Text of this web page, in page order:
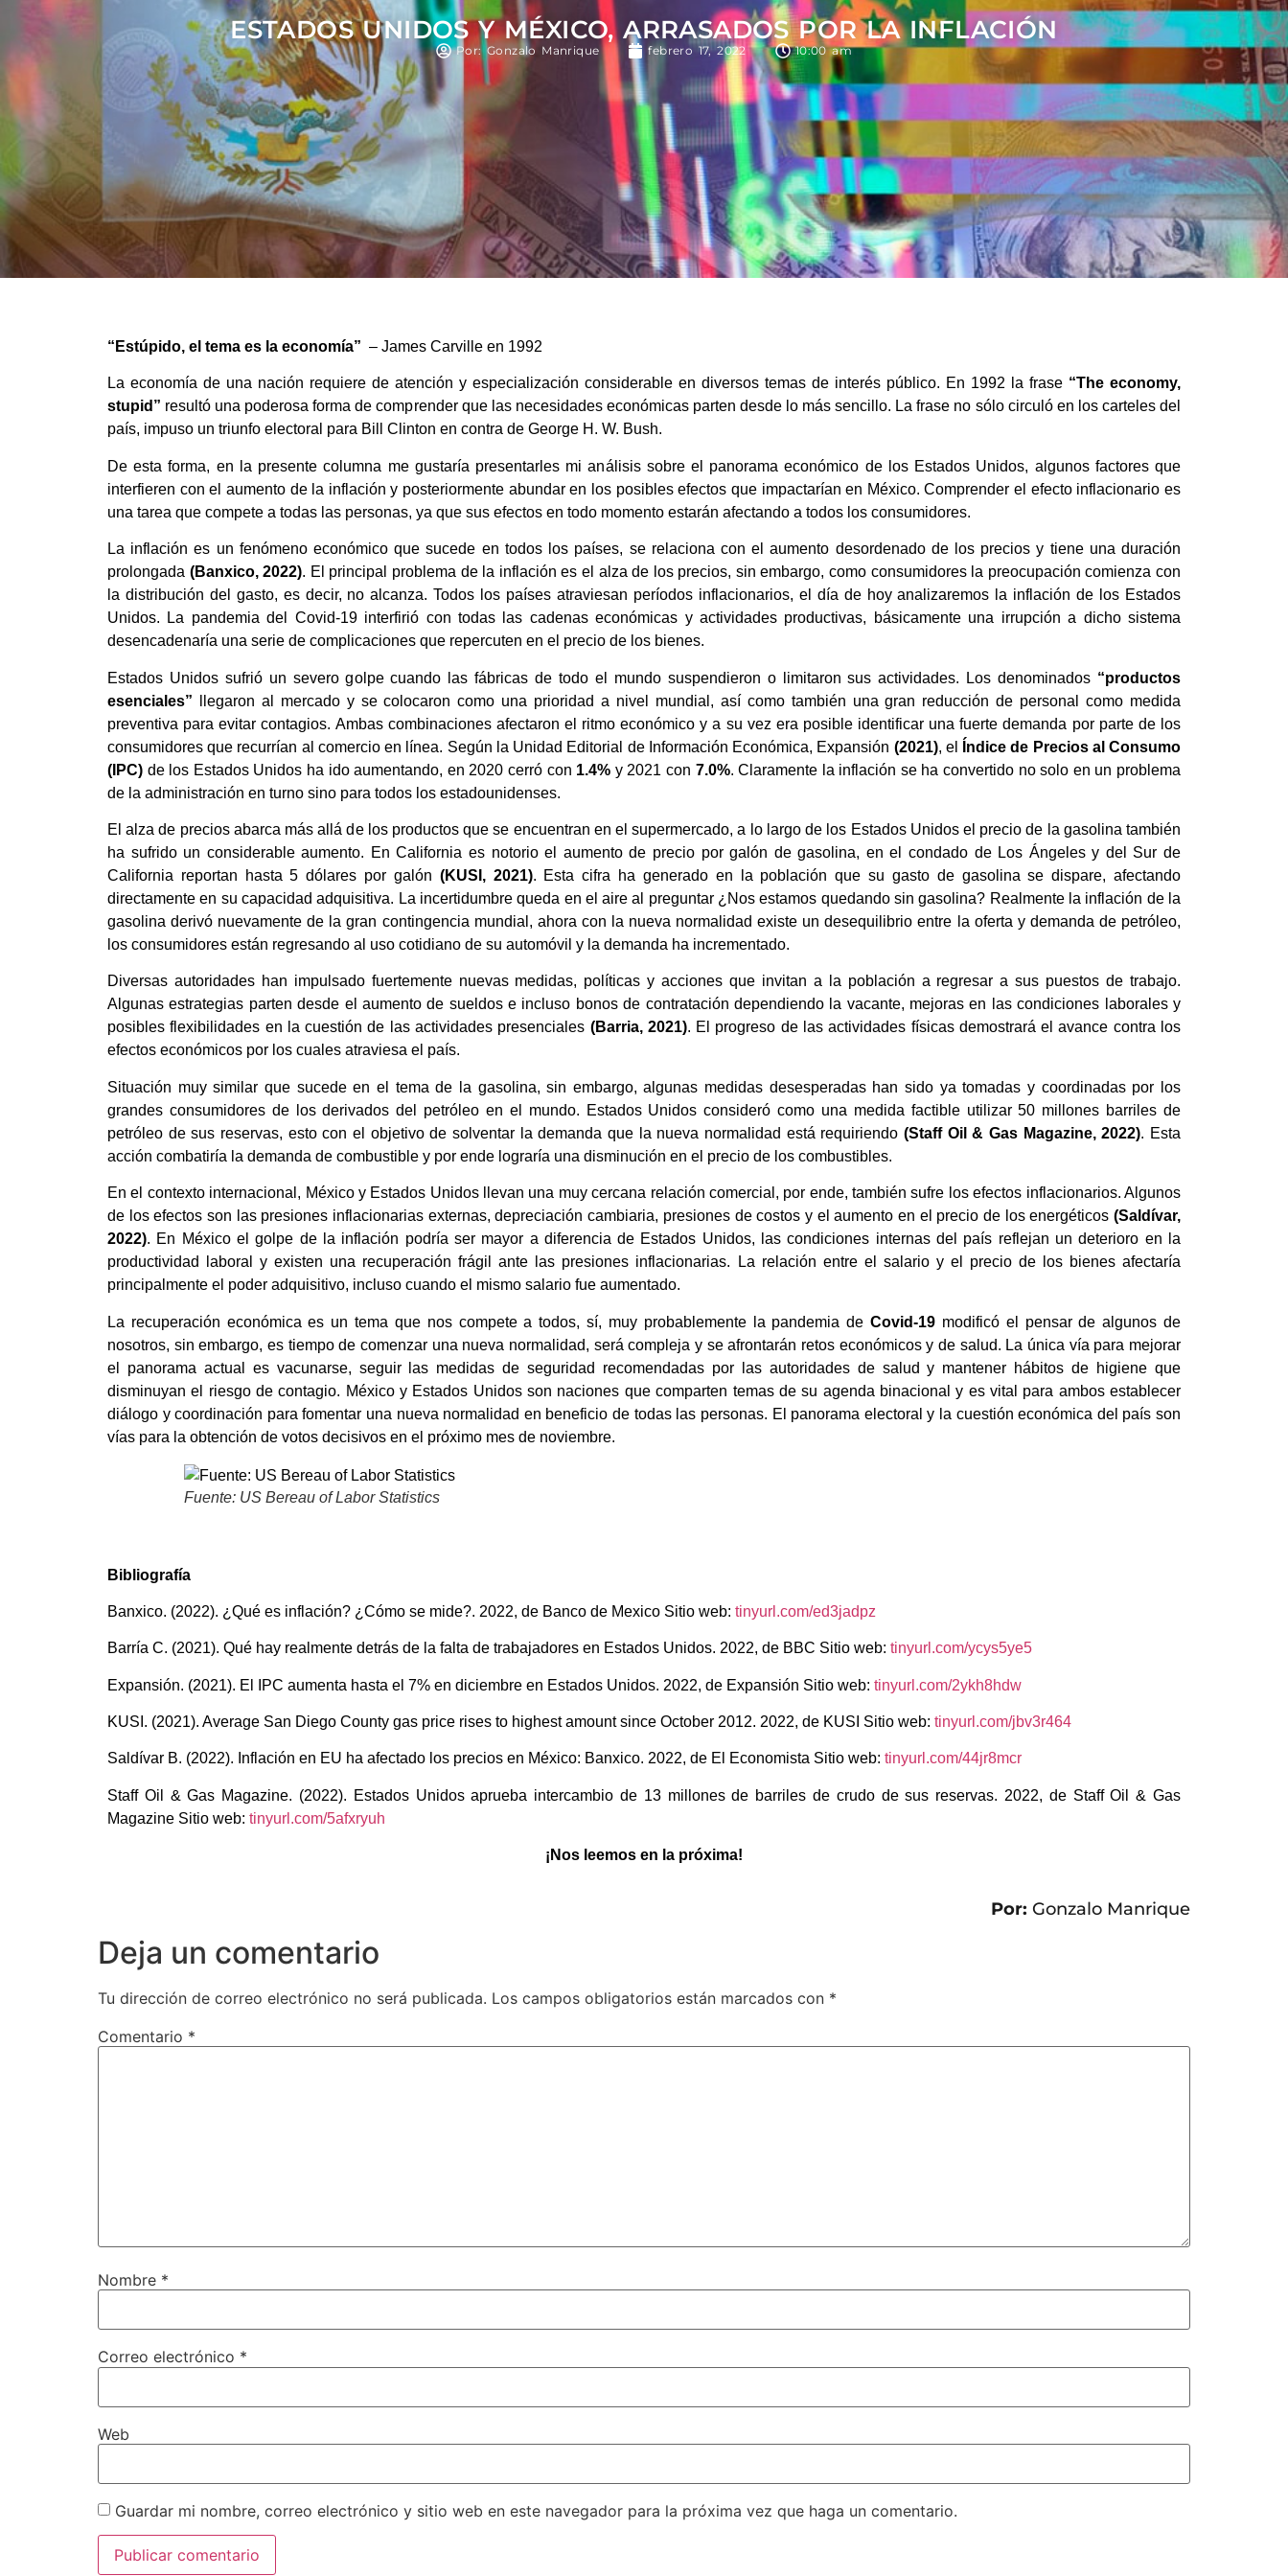
ESTADOS UNIDOS Y MÉXICO, ARRASADOS POR LA INFLACIÓN
Por: Gonzalo Manrique febrero 17, 2022 10:00 am
“Estúpido, el tema es la economía” – James Carville en 1992
La economía de una nación requiere de atención y especialización considerable en diversos temas de interés público. En 1992 la frase “The economy,
stupid” resultó una poderosa forma de comprender que las necesidades económicas parten desde lo más sencillo. La frase no sólo circuló en los carteles del
país, impuso un triunfo electoral para Bill Clinton en contra de George H. W. Bush.
De esta forma, en la presente columna me gustaría presentarles mi análisis sobre el panorama económico de los Estados Unidos, algunos factores que
interfieren con el aumento de la inflación y posteriormente abundar en los posibles efectos que impactarían en México. Comprender el efecto inflacionario es
una tarea que compete a todas las personas, ya que sus efectos en todo momento estarán afectando a todos los consumidores.
La inflación es un fenómeno económico que sucede en todos los países, se relaciona con el aumento desordenado de los precios y tiene una duración
prolongada (Banxico, 2022). El principal problema de la inflación es el alza de los precios, sin embargo, como consumidores la preocupación comienza con
la distribución del gasto, es decir, no alcanza. Todos los países atraviesan períodos inflacionarios, el día de hoy analizaremos la inflación de los Estados
Unidos. La pandemia del Covid-19 interfirió con todas las cadenas económicas y actividades productivas, básicamente una irrupción a dicho sistema
desencadenaría una serie de complicaciones que repercuten en el precio de los bienes.
Estados Unidos sufrió un severo golpe cuando las fábricas de todo el mundo suspendieron o limitaron sus actividades. Los denominados “productos
esenciales” llegaron al mercado y se colocaron como una prioridad a nivel mundial, así como también una gran reducción de personal como medida
preventiva para evitar contagios. Ambas combinaciones afectaron el ritmo económico y a su vez era posible identificar una fuerte demanda por parte de los
consumidores que recurrían al comercio en línea. Según la Unidad Editorial de Información Económica, Expansión (2021), el
Índice de Precios al Consumo
(IPC) de los Estados Unidos ha ido aumentando, en 2020 cerró con 1.4% y 2021 con 7.0%. Claramente la inflación se ha convertido no solo en un problema
de la administración en turno sino para todos los estadounidenses.
El alza de precios abarca más allá de los productos que se encuentran en el supermercado, a lo largo de los Estados Unidos el precio de la gasolina también
ha sufrido un considerable aumento. En California es notorio el aumento de precio por galón de gasolina, en el condado de Los Ángeles y del Sur de
California reportan hasta 5 dólares por galón (KUSI, 2021). Esta cifra ha generado en la población que su gasto de gasolina se dispare, afectando
directamente en su capacidad adquisitiva. La incertidumbre queda en el aire al preguntar ¿Nos estamos quedando sin gasolina? Realmente la inflación de la
gasolina derivó nuevamente de la gran contingencia mundial, ahora con la nueva normalidad existe un desequilibrio entre la oferta y demanda de petróleo,
los consumidores están regresando al uso cotidiano de su automóvil y la demanda ha incrementado.
Diversas autoridades han impulsado fuertemente nuevas medidas, políticas y acciones que invitan a la población a regresar a sus puestos de trabajo.
Algunas estrategias parten desde el aumento de sueldos e incluso bonos de contratación dependiendo la vacante, mejoras en las condiciones laborales y
posibles flexibilidades en la cuestión de las actividades presenciales (Barria, 2021). El progreso de las actividades físicas demostrará el avance contra los
efectos económicos por los cuales atraviesa el país.
Situación muy similar que sucede en el tema de la gasolina, sin embargo, algunas medidas desesperadas han sido ya tomadas y coordinadas por los
grandes consumidores de los derivados del petróleo en el mundo. Estados Unidos consideró como una medida factible utilizar 50 millones barriles de
petróleo de sus reservas, esto con el objetivo de solventar la demanda que la nueva normalidad está requiriendo (Staff Oil & Gas Magazine, 2022). Esta
acción combatiría la demanda de combustible y por ende lograría una disminución en el precio de los combustibles.
En el contexto internacional, México y Estados Unidos llevan una muy cercana relación comercial, por ende, también sufre los efectos inflacionarios. Algunos
de los efectos son las presiones inflacionarias externas, depreciación cambiaria, presiones de costos y el aumento en el precio de los energéticos (Saldívar,
2022). En México el golpe de la inflación podría ser mayor a diferencia de Estados Unidos, las condiciones internas del país reflejan un deterioro en la
productividad laboral y existen una recuperación frágil ante las presiones inflacionarias. La relación entre el salario y el precio de los bienes afectaría
principalmente el poder adquisitivo, incluso cuando el mismo salario fue aumentado.
La recuperación económica es un tema que nos compete a todos, sí, muy probablemente la pandemia deCovid-19 modificó el pensar de algunos de
nosotros, sin embargo, es tiempo de comenzar una nueva normalidad, será compleja y se afrontarán retos económicos y de salud. La única vía para mejorar
el panorama actual es vacunarse, seguir las medidas de seguridad recomendadas por las autoridades de salud y mantener hábitos de higiene que
disminuyan el riesgo de contagio. México y Estados Unidos son naciones que comparten temas de su agenda binacional y es vital para ambos establecer
diálogo y coordinación para fomentar una nueva normalidad en beneficio de todas las personas. El panorama electoral y la cuestión económica del país son
vías para la obtención de votos decisivos en el próximo mes de noviembre.
Fuente: US Bereau of Labor Statistics
Bibliografía
Banxico. (2022). ¿Qué es inflación? ¿Cómo se mide?. 2022, de Banco de Mexico Sitio web: tinyurl.com/ed3jadpz
Barría C. (2021). Qué hay realmente detrás de la falta de trabajadores en Estados Unidos. 2022, de BBC Sitio web: tinyurl.com/ycys5ye5
Expansión. (2021). El IPC aumenta hasta el 7% en diciembre en Estados Unidos. 2022, de Expansión Sitio web: tinyurl.com/2ykh8hdw
KUSI. (2021). Average San Diego County gas price rises to highest amount since October 2012. 2022, de KUSI Sitio web: tinyurl.com/jbv3r464
Saldívar B. (2022). Inflación en EU ha afectado los precios en México: Banxico. 2022, de El Economista Sitio web: tinyurl.com/44jr8mcr
Staff Oil & Gas Magazine. (2022). Estados Unidos aprueba intercambio de 13 millones de barriles de crudo de sus reservas. 2022, de Staff Oil & Gas
Magazine Sitio web: tinyurl.com/5afxryuh
¡Nos leemos en la próxima!
Por: Gonzalo Manrique
Deja un comentario
Tu dirección de correo electrónico no será publicada. Los campos obligatorios están marcados con *
Comentario *
Nombre *
Correo electrónico *
Web
Guardar mi nombre, correo electrónico y sitio web en este navegador para la próxima vez que haga un comentario.